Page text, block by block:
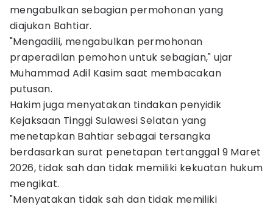
mengabulkan sebagian permohonan yang
diajukan Bahtiar.
"Mengadili, mengabulkan permohonan
praperadilan pemohon untuk sebagian," ujar
Muhammad Adil Kasim saat membacakan
putusan.
Hakim juga menyatakan tindakan penyidik
Kejaksaan Tinggi Sulawesi Selatan yang
menetapkan Bahtiar sebagai tersangka
berdasarkan surat penetapan tertanggal 9 Maret
2026, tidak sah dan tidak memiliki kekuatan hukum
mengikat.
"Menyatakan tidak sah dan tidak memiliki